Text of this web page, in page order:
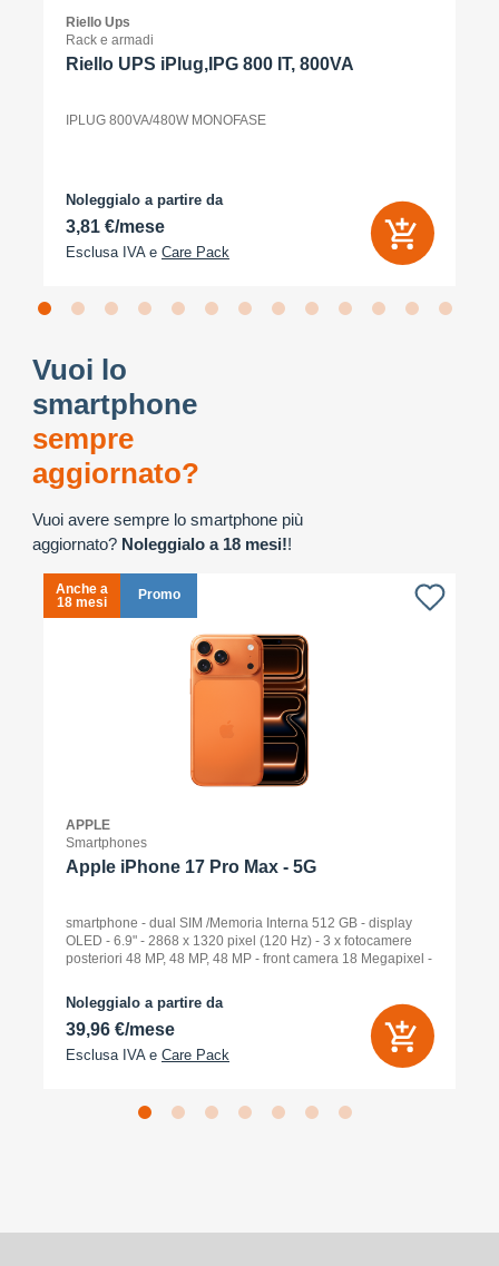
Riello Ups
Rack e armadi
Riello UPS iPlug,IPG 800 IT, 800VA
IPLUG 800VA/480W MONOFASE
Noleggialo a partire da
3,81 €/mese
Esclusa IVA e Care Pack
Vuoi lo
smartphone
sempre
aggiornato?
Vuoi avere sempre lo smartphone più
aggiornato? Noleggialo a 18 mesi!!
Anche a
18 mesi
Promo
APPLE
Smartphones
Apple iPhone 17 Pro Max - 5G
smartphone - dual SIM /Memoria Interna 512 GB - display
OLED - 6.9" - 2868 x 1320 pixel (120 Hz) - 3 x fotocamere
posteriori 48 MP, 48 MP, 48 MP - front camera 18 Megapixel -
Noleggialo a partire da
39,96 €/mese
Esclusa IVA e Care Pack